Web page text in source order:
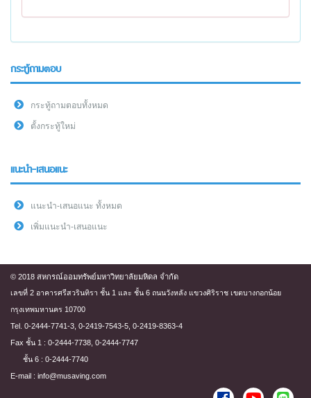
กระทู้ถามตอบ
กระทู้ถามตอบทั้งหมด
ตั้งกระทู้ใหม่
แนะนำ-เสนอแนะ
แนะนำ-เสนอแนะ ทั้งหมด
เพิ่มแนะนำ-เสนอแนะ
© 2018 สหกรณ์ออมทรัพย์มหาวิทยาลัยมหิดล จำกัด
เลขที่ 2 อาคารศรีสวรินทิรา ชั้น 1 และ ชั้น 6 ถนนวังหลัง แขวงศิริราช เขตบางกอกน้อย
กรุงเทพมหานคร 10700
Tel. 0-2444-7741-3, 0-2419-7543-5, 0-2419-8363-4
Fax ชั้น 1 : 0-2444-7738, 0-2444-7747
ชั้น 6 : 0-2444-7740
E-mail : info@musaving.com